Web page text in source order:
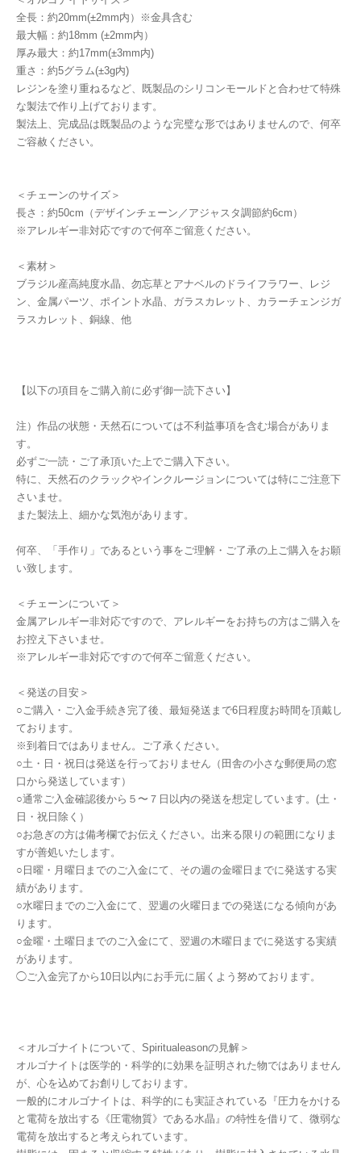
全長：約20mm(±2mm内）※金具含む
最大幅：約18mm (±2mm内）
厚み最大：約17mm(±3mm内)
重さ：約5グラム(±3g内)
レジンを塗り重ねるなど、既製品のシリコンモールドと合わせて特殊
な製法で作り上げております。
製法上、完成品は既製品のような完璧な形ではありませんので、何卒
ご容赦ください。
＜チェーンのサイズ＞
長さ：約50cm（デザインチェーン／アジャスタ調節約6cm）
※アレルギー非対応ですので何卒ご留意ください。
＜素材＞
ブラジル産高純度水晶、勿忘草とアナベルのドライフラワー、レジ
ン、金属パーツ、ポイント水晶、ガラスカレット、カラーチェンジガ
ラスカレット、銅線、他
【以下の項目をご購入前に必ず御一読下さい】
注）作品の状態・天然石については不利益事項を含む場合がありま
す。
必ずご一読・ご了承頂いた上でご購入下さい。
特に、天然石のクラックやインクルージョンについては特にご注意下
さいませ。
また製法上、細かな気泡があります。
何卒、「手作り」であるという事をご理解・ご了承の上ご購入をお願
い致します。
＜チェーンについて＞
金属アレルギー非対応ですので、アレルギーをお持ちの方はご購入を
お控え下さいませ。
※アレルギー非対応ですので何卒ご留意ください。
＜発送の目安＞
○ご購入・ご入金手続き完了後、最短発送まで6日程度お時間を頂戴し
ております。
※到着日ではありません。ご了承ください。
○土・日・祝日は発送を行っておりません（田舎の小さな郵便局の窓
口から発送しています）
○通常ご入金確認後から５〜７日以内の発送を想定しています。(土・
日・祝日除く）
○お急ぎの方は備考欄でお伝えください。出来る限りの範囲になりま
すが善処いたします。
○日曜・月曜日までのご入金にて、その週の金曜日までに発送する実
績があります。
○水曜日までのご入金にて、翌週の火曜日までの発送になる傾向があ
ります。
○金曜・土曜日までのご入金にて、翌週の木曜日までに発送する実績
があります。
◯ご入金完了から10日以内にお手元に届くよう努めております。
＜オルゴナイトについて、Spiritualeasonの見解＞
オルゴナイトは医学的・科学的に効果を証明された物ではありません
が、心を込めてお創りしております。
一般的にオルゴナイトは、科学的にも実証されている『圧力をかける
と電荷を放出する《圧電物質》である水晶』の特性を借りて、微弱な
電荷を放出すると考えられています。